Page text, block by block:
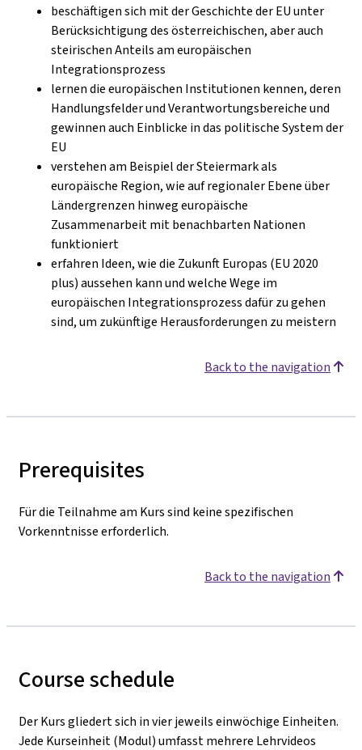
beschäftigen sich mit der Geschichte der EU unter
Berücksichtigung des österreichischen, aber auch
steirischen Anteils am europäischen
Integrationsprozess
lernen die europäischen Institutionen kennen, deren
Handlungsfelder und Verantwortungsbereiche und
gewinnen auch Einblicke in das politische System der
EU
verstehen am Beispiel der Steiermark als
europäische Region, wie auf regionaler Ebene über
Ländergrenzen hinweg europäische
Zusammenarbeit mit benachbarten Nationen
funktioniert
erfahren Ideen, wie die Zukunft Europas (EU 2020
plus) aussehen kann und welche Wege im
europäischen Integrationsprozess dafür zu gehen
sind, um zukünftige Herausforderungen zu meistern
Back to the navigation
Prerequisites
Für die Teilnahme am Kurs sind keine spezifischen
Vorkenntnisse erforderlich.
Back to the navigation
Course schedule
Der Kurs gliedert sich in vier jeweils einwöchige Einheiten.
Jede Kurseinheit (Modul) umfasst mehrere Lehrvideos